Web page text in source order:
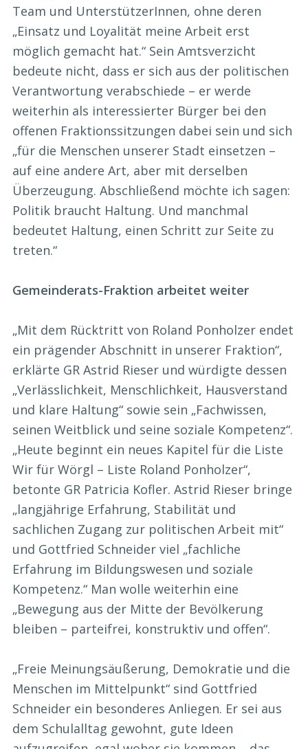
Team und UnterstützerInnen, ohne deren
„Einsatz und Loyalität meine Arbeit erst
möglich gemacht hat.“ Sein Amtsverzicht
bedeute nicht, dass er sich aus der politischen
Verantwortung verabschiede – er werde
weiterhin als interessierter Bürger bei den
offenen Fraktionssitzungen dabei sein und sich
„für die Menschen unserer Stadt einsetzen –
auf eine andere Art, aber mit derselben
Überzeugung. Abschließend möchte ich sagen:
Politik braucht Haltung. Und manchmal
bedeutet Haltung, einen Schritt zur Seite zu
treten.“
Gemeinderats-Fraktion arbeitet weiter
„Mit dem Rücktritt von Roland Ponholzer endet
ein prägender Abschnitt in unserer Fraktion“,
erklärte GR Astrid Rieser und würdigte dessen
„Verlässlichkeit, Menschlichkeit, Hausverstand
und klare Haltung“ sowie sein „Fachwissen,
seinen Weitblick und seine soziale Kompetenz“.
„Heute beginnt ein neues Kapitel für die Liste
Wir für Wörgl – Liste Roland Ponholzer“,
betonte GR Patricia Kofler. Astrid Rieser bringe
„langjährige Erfahrung, Stabilität und
sachlichen Zugang zur politischen Arbeit mit“
und Gottfried Schneider viel „fachliche
Erfahrung im Bildungswesen und soziale
Kompetenz.“ Man wolle weiterhin eine
„Bewegung aus der Mitte der Bevölkerung
bleiben – parteifrei, konstruktiv und offen“.
„Freie Meinungsäußerung, Demokratie und die
Menschen im Mittelpunkt“ sind Gottfried
Schneider ein besonderes Anliegen. Er sei aus
dem Schulalltag gewohnt, gute Ideen